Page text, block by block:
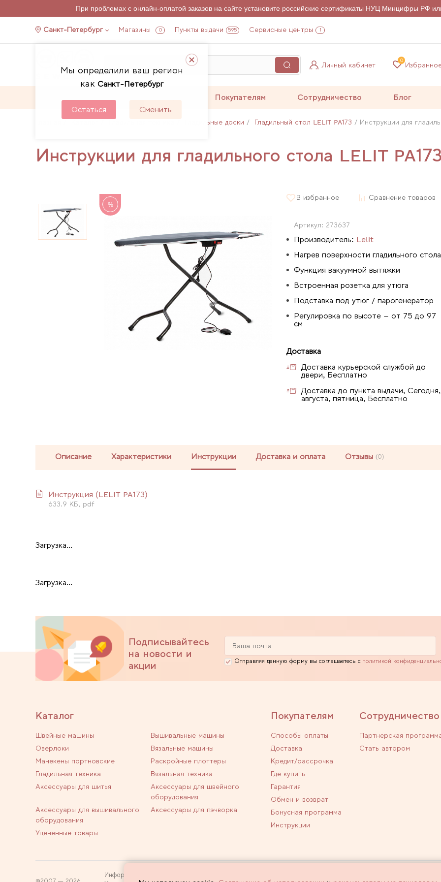
При проблемах с онлайн-оплатой заказов на сайте установите российские сертификаты НУЦ Минцифры РФ
Санкт-Петербург Магазины 0 Пункты выдачи 595 Сервисные центры 1
Мы определили ваш регион
как Санкт-Петербург
Остаться Сменить
Личный кабинет
0
Покупателям Сотрудничество Блог
Каталог Гладильная техника Гладильные доски Гладильный стол LELIT PA173 Инструкции для
Инструкции для гладильного стола LELIT
%
В избранное Сравнение товаров
Артикул: 273637
Производитель: Lelit
Нагрев поверхности гладильного стола
Функция вакуумной вытяжки
Встроенная розетка для утюга
Подставка под утюг / парогенератор
Регулировка по высоте – от 75 до 97
см
Доставка
Доставка курьерской службой до
двери, Бесплатно
Доставка до пункта выдачи,
августа, пятница, Бесплатно
Описание Характеристики Инструкции Доставка и оплата Отзывы (0)
Инструкция (LELIT PA173)
633.9 КБ, pdf
Загрузка...
Загрузка...
Подписывайтесь
на новости и
акции
Отправляя данную форму вы соглашаетесь с политикой
Каталог
Швейные машины
Вышивальные машины
Оверлоки
Вязальные машины
Манекены портновские
Раскройные плоттеры
Гладильная техника
Вязальная техника
Аксессуары для шитья
Аксессуары для швейного
оборудования
Аксессуары для вышивального
оборудования
Аксессуары для пэчворка
Уцененные товары
Покупателям
Способы оплаты
Доставка
Кредит/рассрочка
Где купить
Гарантия
Обмен и возврат
Бонусная программа
Инструкции
Сотрудничество
Партнерская
Стать автором
Информация на сайте не является публичной офертой.